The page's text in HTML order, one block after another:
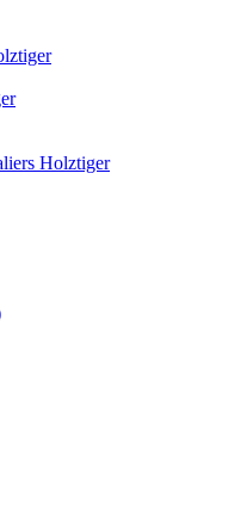
Holztiger